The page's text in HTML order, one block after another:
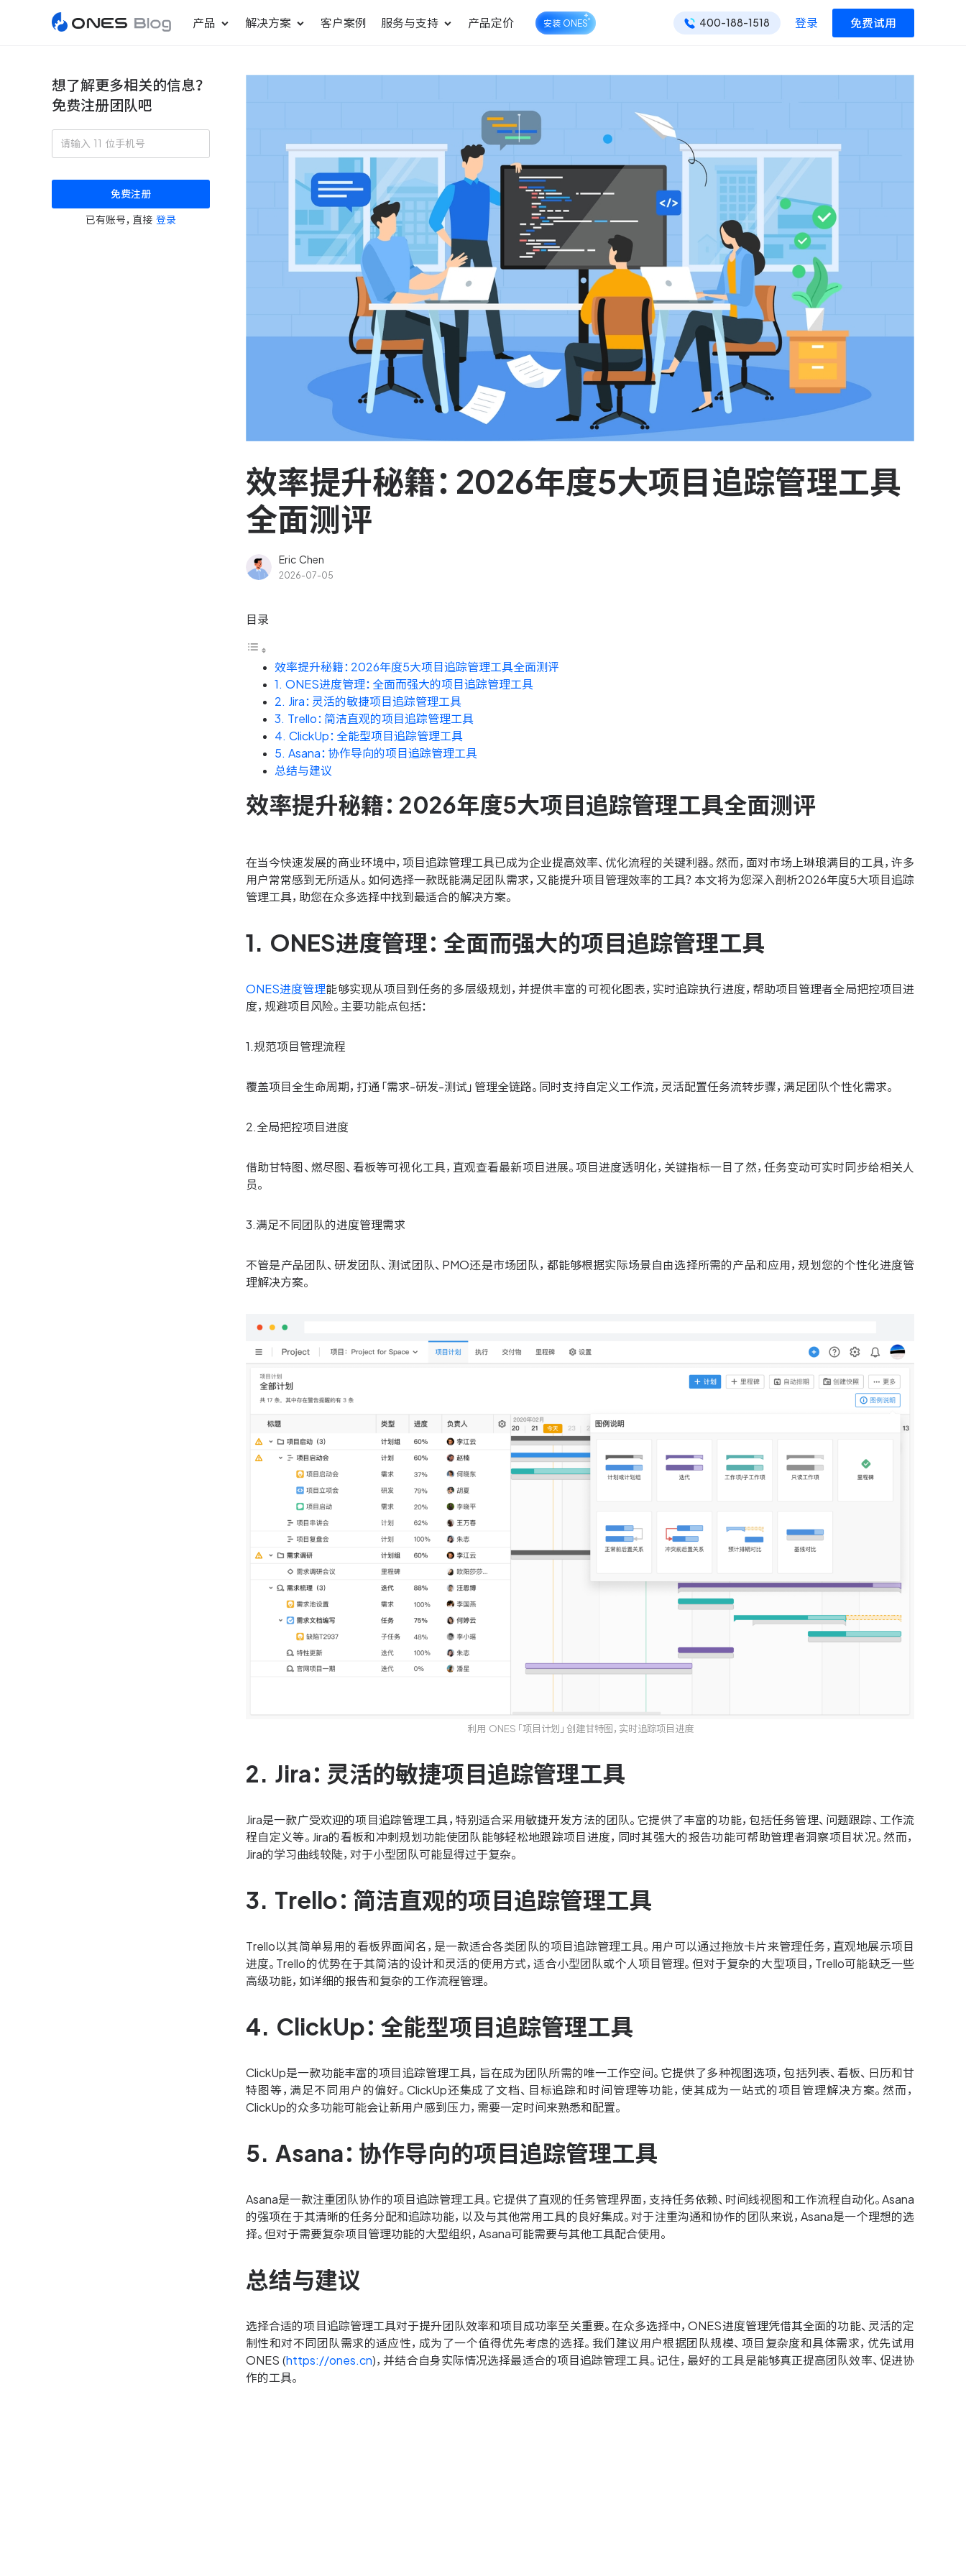
产品
ONES Desk
解决方案
更好更快地发布产品
统一管理业务信息和企业知
轻松规划项目和跟踪进度
测试管理
快速交付高质量产品
DevOps
可持续地交付端到端的价值
高效合理地规划和利用团队资
服务台和工单管理
轻松响应与解决客户反馈
驱动企业创新增长 助力车企高效研发
客户案例 服务与支持
ONES 资讯
产品定价 安装 ONES 400-188-1518 登录 免费试用
想了解更多相关的信息？
免费注册团队吧
免费注册
已有账号，直接 登录
效率提升秘籍：2026年度5大项目追踪管理工具
全面测评
Eric Chen
2026-07-05
目录
效率提升秘籍：2026年度5大项目追踪管理工具全面测评
1. ONES进度管理：全面而强大的项目追踪管理工具
2. Jira：灵活的敏捷项目追踪管理工具
3. Trello：简洁直观的项目追踪管理工具
4. ClickUp：全能型项目追踪管理工具
5. Asana：协作导向的项目追踪管理工具
总结与建议
效率提升秘籍：2026年度5大项目追踪管理工具全面测评
在当今快速发展的商业环境中，项目追踪管理工具已成为企业提高效率、优化流程的关键利器。然而，面对市场上琳琅满目的工具，许多
用户常常感到无所适从。如何选择一款既能满足团队需求，又能提升项目管理效率的工具？本文将为您深入剖析2026年度5大项目追踪
管理工具，助您在众多选择中找到最适合的解决方案。
1. ONES进度管理：全面而强大的项目追踪管理工具
ONES进度管理能够实现从项目到任务的多层级规划，并提供丰富的可视化图表，实时追踪执行进度，帮助项目管理者全局把控项目进
度，规避项目风险。主要功能点包括：
1.规范项目管理流程
覆盖项目全生命周期，打通「需求-研发-测试」管理全链路。同时支持自定义工作流，灵活配置任务流转步骤，满足团队个性化需求。
2.全局把控项目进度
借助甘特图、燃尽图、看板等可视化工具，直观查看最新项目进展。项目进度透明化，关键指标一目了然，任务变动可实时同步给相关人
员。
3.满足不同团队的进度管理需求
不管是产品团队、研发团队、测试团队、PMO还是市场团队，都能够根据实际场景自由选择所需的产品和应用，规划您的个性化进度管
理解决方案。
利用 ONES「项目计划」创建甘特图，实时追踪项目进度
2. Jira：灵活的敏捷项目追踪管理工具
Jira是一款广受欢迎的项目追踪管理工具，特别适合采用敏捷开发方法的团队。它提供了丰富的功能，包括任务管理、问题跟踪、工作流
程自定义等。Jira的看板和冲刺规划功能使团队能够轻松地跟踪项目进度，同时其强大的报告功能可帮助管理者洞察项目状况。然而，
Jira的学习曲线较陡，对于小型团队可能显得过于复杂。
3. Trello：简洁直观的项目追踪管理工具
Trello以其简单易用的看板界面闻名，是一款适合各类团队的项目追踪管理工具。用户可以通过拖放卡片来管理任务，直观地展示项目
进度。Trello的优势在于其简洁的设计和灵活的使用方式，适合小型团队或个人项目管理。但对于复杂的大型项目，Trello可能缺乏一些
高级功能，如详细的报告和复杂的工作流程管理。
4. ClickUp：全能型项目追踪管理工具
ClickUp是一款功能丰富的项目追踪管理工具，旨在成为团队所需的唯一工作空间。它提供了多种视图选项，包括列表、看板、日历和甘
特图等，满足不同用户的偏好。ClickUp还集成了文档、目标追踪和时间管理等功能，使其成为一站式的项目管理解决方案。然而，
ClickUp的众多功能可能会让新用户感到压力，需要一定时间来熟悉和配置。
5. Asana：协作导向的项目追踪管理工具
Asana是一款注重团队协作的项目追踪管理工具。它提供了直观的任务管理界面，支持任务依赖、时间线视图和工作流程自动化。Asana
的强项在于其清晰的任务分配和追踪功能，以及与其他常用工具的良好集成。对于注重沟通和协作的团队来说，Asana是一个理想的选
择。但对于需要复杂项目管理功能的大型组织，Asana可能需要与其他工具配合使用。
总结与建议
选择合适的项目追踪管理工具对于提升团队效率和项目成功率至关重要。在众多选择中，ONES进度管理凭借其全面的功能、灵活的定
制性和对不同团队需求的适应性，成为了一个值得优先考虑的选择。我们建议用户根据团队规模、项目复杂度和具体需求，优先试用
ONES (https://ones.cn)，并结合自身实际情况选择最适合的项目追踪管理工具。记住，最好的工具是能够真正提高团队效率、促进协
作的工具。